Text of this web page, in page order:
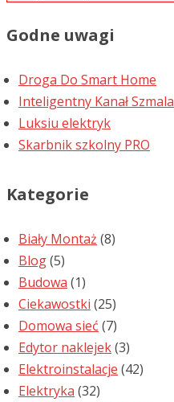
Godne uwagi
Droga Do Smart Home
Inteligentny Kanał Szmala
Luksiu elektryk
Skarbnik szkolny PRO
Kategorie
Biały Montaż (8)
Blog(5)
Budowa (1)
Ciekawostki (25)
Domowa sieć (7)
Edytor naklejek(3)
Elektroinstalacje (42)
Elektryka (32)